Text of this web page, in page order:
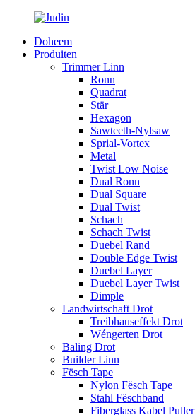
Doheem
Produiten
Trimmer Linn
Ronn
Quadrat
Stär
Hexagon
Sawteeth-Nylsaw
Sprial-Vortex
Metal
Twist Low Noise
Dual Ronn
Dual Square
Dual Twist
Schach
Schach Twist
Duebel Rand
Double Edge Twist
Duebel Layer
Duebel Layer Twist
Dimple
Landwirtschaft Drot
Treibhauseffekt Drot
Wéngerten Drot
Baling Drot
Builder Linn
Fësch Tape
Nylon Fësch Tape
Stahl Fëschband
Fiberglass Kabel Puller